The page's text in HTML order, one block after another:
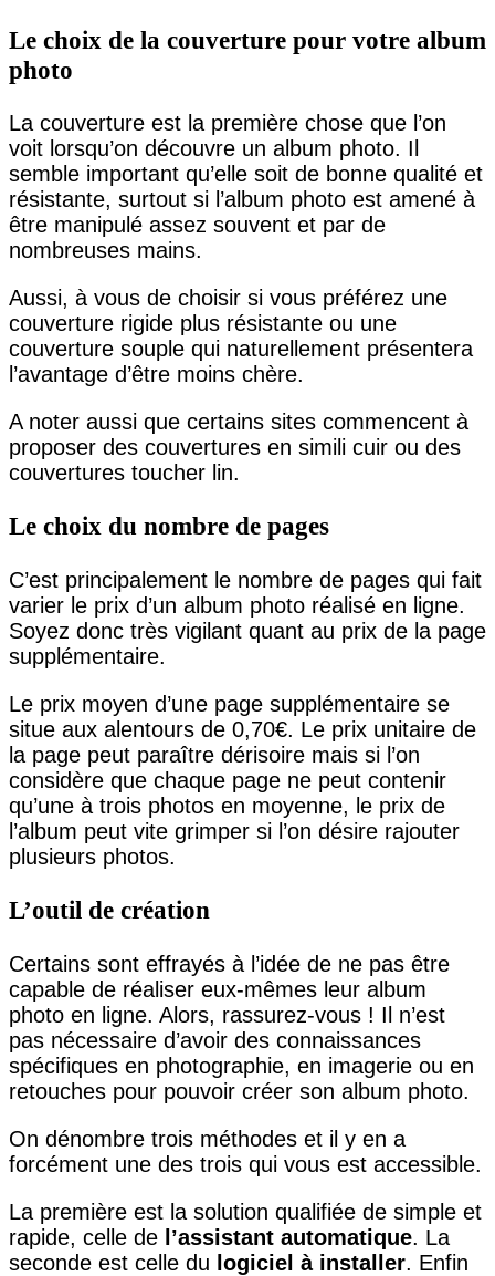
Le choix de la couverture pour votre album
photo
La couverture est la première chose que l’on
voit lorsqu’on découvre un album photo. Il
semble important qu’elle soit de bonne qualité et
résistante, surtout si l’album photo est amené à
être manipulé assez souvent et par de
nombreuses mains.
Aussi, à vous de choisir si vous préférez une
couverture rigide plus résistante ou une
couverture souple qui naturellement présentera
l’avantage d’être moins chère.
A noter aussi que certains sites commencent à
proposer des couvertures en simili cuir ou des
couvertures toucher lin.
Le choix du nombre de pages
C’est principalement le nombre de pages qui fait
varier le prix d’un album photo réalisé en ligne.
Soyez donc très vigilant quant au prix de la page
supplémentaire.
Le prix moyen d’une page supplémentaire se
situe aux alentours de 0,70€. Le prix unitaire de
la page peut paraître dérisoire mais si l’on
considère que chaque page ne peut contenir
qu’une à trois photos en moyenne, le prix de
l’album peut vite grimper si l’on désire rajouter
plusieurs photos.
L’outil de création
Certains sont effrayés à l’idée de ne pas être
capable de réaliser eux-mêmes leur album
photo en ligne. Alors, rassurez-vous ! Il n’est
pas nécessaire d’avoir des connaissances
spécifiques en photographie, en imagerie ou en
retouches pour pouvoir créer son album photo.
On dénombre trois méthodes et il y en a
forcément une des trois qui vous est accessible.
La première est la solution qualifiée de simple et
rapide, celle de l’assistant automatique. La
seconde est celle du logiciel à installer. Enfin